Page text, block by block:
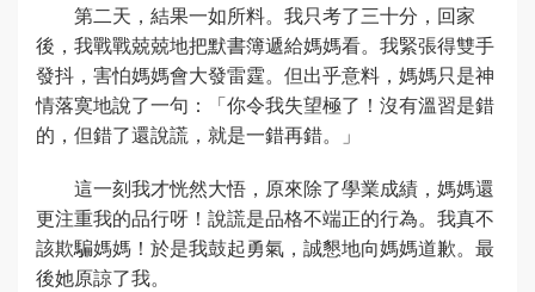
第二天，結果一如所料。我只考了三十分，回家
後，我戰戰兢兢地把默書簿遞給媽媽看。我緊張得雙手
發抖，害怕媽媽會大發雷霆。但出乎意料，媽媽只是神
情落寞地說了一句：「你令我失望極了！沒有溫習是錯
的，但錯了還說謊，就是一錯再錯。」
這一刻我才恍然大悟，原來除了學業成績，媽媽還
更注重我的品行呀！說謊是品格不端正的行為。我真不
該欺騙媽媽！於是我鼓起勇氣，誠懇地向媽媽道歉。最
後她原諒了我。